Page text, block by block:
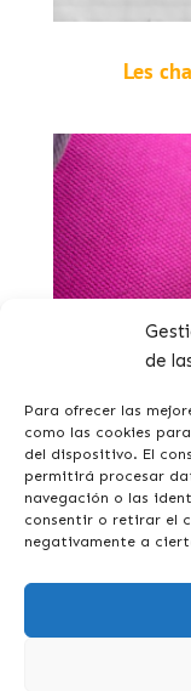
de
Para ofrecer las
como las cookies
del dispositivo. El
permitirá procesar
navegación o las
consentir o retirar el
negativamente a
Les
Tout ce qu’il